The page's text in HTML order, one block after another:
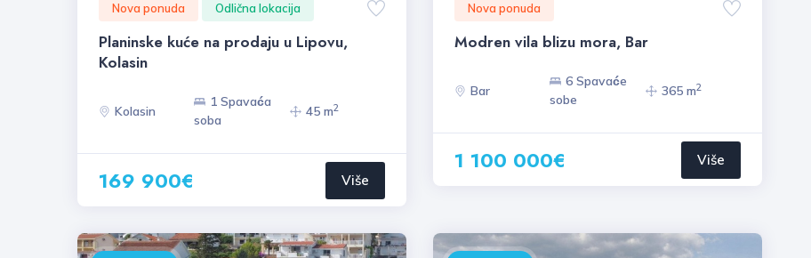
Nova ponuda Odlična lokacija
Planinske kuće na prodaju u Lipovu,
Kolasin
Kolasin
1 Spavaća
soba
45 m2
169 900€ Više
Nova ponuda
Modren vila blizu mora, Bar
Bar
6 Spavaće
sobe
365 m2
1 100 000€ Više